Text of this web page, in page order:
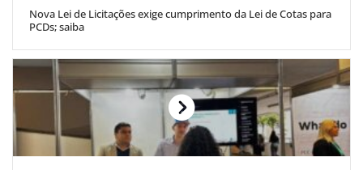
Nova Lei de Licitações exige cumprimento da Lei de Cotas para
PCDs; saiba